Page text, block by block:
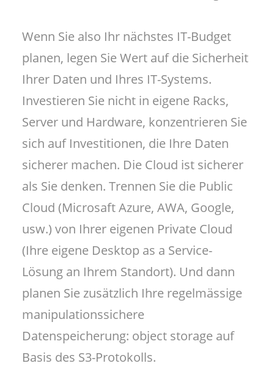
Wenn Sie also Ihr nächstes IT-Budget
planen, legen Sie Wert auf die Sicherheit
Ihrer Daten und Ihres IT-Systems.
Investieren Sie nicht in eigene Racks,
Server und Hardware, konzentrieren Sie
sich auf Investitionen, die Ihre Daten
sicherer machen. Die Cloud ist sicherer
als Sie denken. Trennen Sie die Public
Cloud (Microsaft Azure, AWA, Google,
usw.) von Ihrer eigenen Private Cloud
(Ihre eigene Desktop as a Service-
Lösung an Ihrem Standort). Und dann
planen Sie zusätzlich Ihre regelmässige
manipulationssichere
Datenspeicherung: object storage auf
Basis des S3-Protokolls.